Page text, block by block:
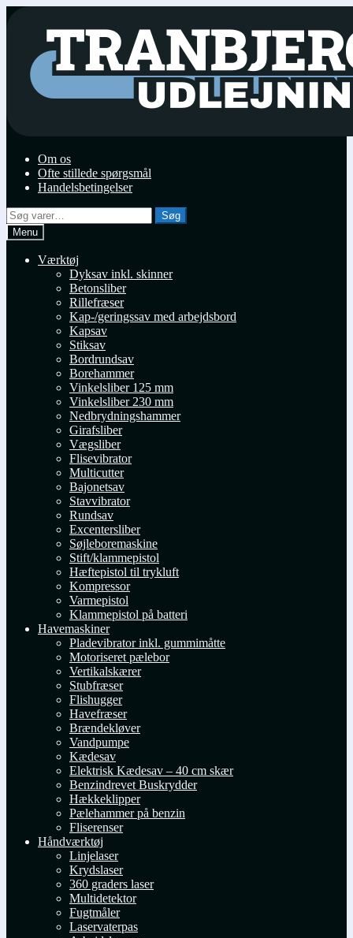
navigation
Om os
Ofte stillede spørgsmål
Handelsbetingelser
Søg
efter:
Søg
Menu
Værktøj
Dyksav inkl. skinner
Betonsliber
Rillefræser
Kap-/geringssav med arbejdsbord
Kapsav
Stiksav
Bordrundsav
Borehammer
Vinkelsliber 125 mm
Vinkelsliber 230 mm
Nedbrydningshammer
Girafsliber
Vægsliber
Flisevibrator
Multicutter
Bajonetsav
Stavvibrator
Rundsav
Excentersliber
Søjleboremaskine
Stift/klammepistol
Hæftepistol til trykluft
Kompressor
Varmepistol
Klammepistol på batteri
Havemaskiner
Pladevibrator inkl. gummimåtte
Motoriseret pælebor
Vertikalskærer
Stubfræser
Flishugger
Havefræser
Brændekløver
Vandpumpe
Kædesav
Elektrisk Kædesav – 40 cm skær
Benzindrevet Buskrydder
Hækkeklipper
Pælehammer på benzin
Fliserenser
Håndværktøj
Linjelaser
Krydslaser
360 graders laser
Multidetektor
Fugtmåler
Laservaterpas